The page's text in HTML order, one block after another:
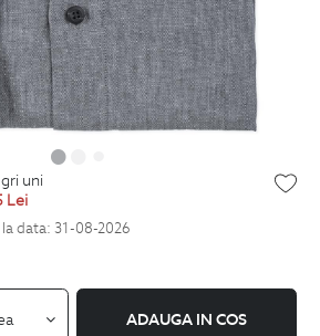
uni
Lei
data: 31-08-2026
ADAUGA IN COS